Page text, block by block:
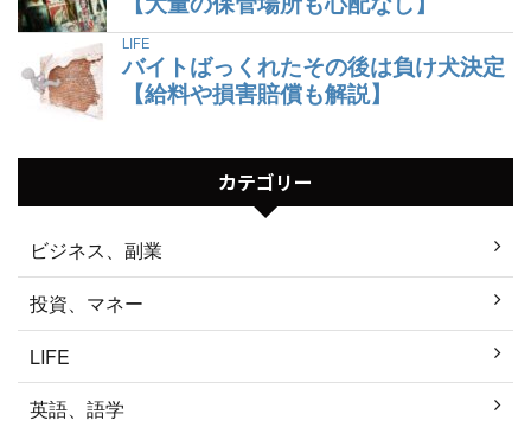
LIFE
バイトばっくれたその後は負け犬決定
【給料や損害賠償も解説】
カテゴリー
ビジネス、副業
投資、マネー
LIFE
英語、語学